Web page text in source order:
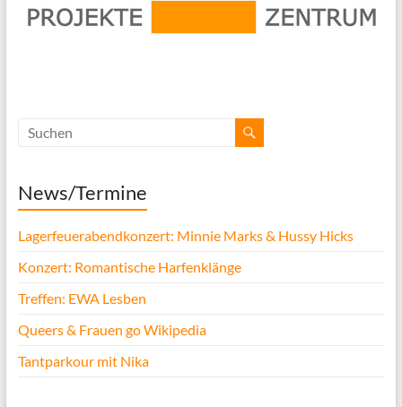
News/Termine
Lagerfeuerabendkonzert: Minnie Marks & Hussy Hicks
Konzert: Romantische Harfenklänge
Treffen: EWA Lesben
Queers & Frauen go Wikipedia
Tantparkour mit Nika